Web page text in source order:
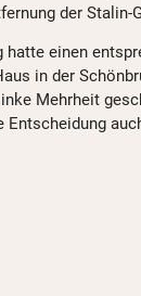
der Stalin-
hatte einen
in der
Mehrheit
Entscheidung